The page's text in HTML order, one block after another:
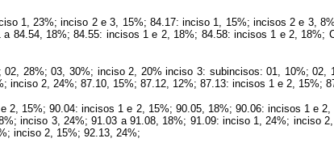
1, 23%; inciso 2 e 3, 15%; 84.17: inciso 1, 15%; incisos 2 e 3,
84.54, 18%; 84.55: incisos 1 e 2, 18%; 84.58: incisos 1 e 2, 18%;
28%; 03, 30%; inciso 2, 20% inciso 3: subincisos: 01, 10%;
2, 24%; 87.10, 15%; 87.12, 12%; 87.13: incisos 1 e 2, 15%;
15%; 90.04: incisos 1 e 2, 15%; 90.05, 18%; 90.06: incisos 1 e
inciso 3, 24%; 91.03 a 91.08, 18%; 91.09: inciso 1, 24%; inciso
inciso 2, 15%; 92.13, 24%;